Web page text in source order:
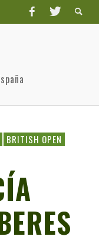
BRITISH OPEN